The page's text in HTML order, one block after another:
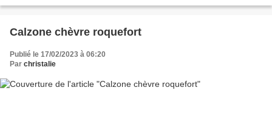
Calzone chèvre roquefort
Publié le 17/02/2023 à 06:20
Par christalie